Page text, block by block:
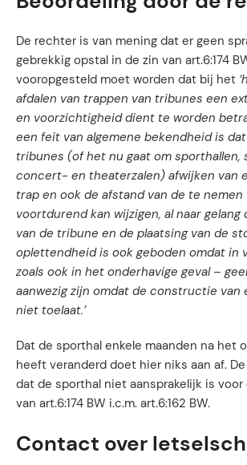
De rechter is van mening dat er geen
gebrekkig opstal in de zin van art.6:174
vooropgesteld moet worden dat bij het ‘
afdalen van trappen van tribunes een
en voorzichtigheid dient te worden
een feit van algemene bekendheid is
tribunes (of het nu gaat om sporthallen,
concert- en theaterzalen) afwijken van
trap en ook de afstand van de te
voortdurend kan wijzigen, al naar
van de tribune en de plaatsing van de
oplettendheid is ook geboden omdat in
zoals ook in het onderhavige geval –
aanwezig zijn omdat de constructie van
niet toelaat.’
Dat de sporthal enkele maanden na het
heeft veranderd doet hier niks aan af.
dat de sporthal niet aansprakelijk is voor
van art.6:174 BW i.c.m. art.6:162 BW.
Contact over